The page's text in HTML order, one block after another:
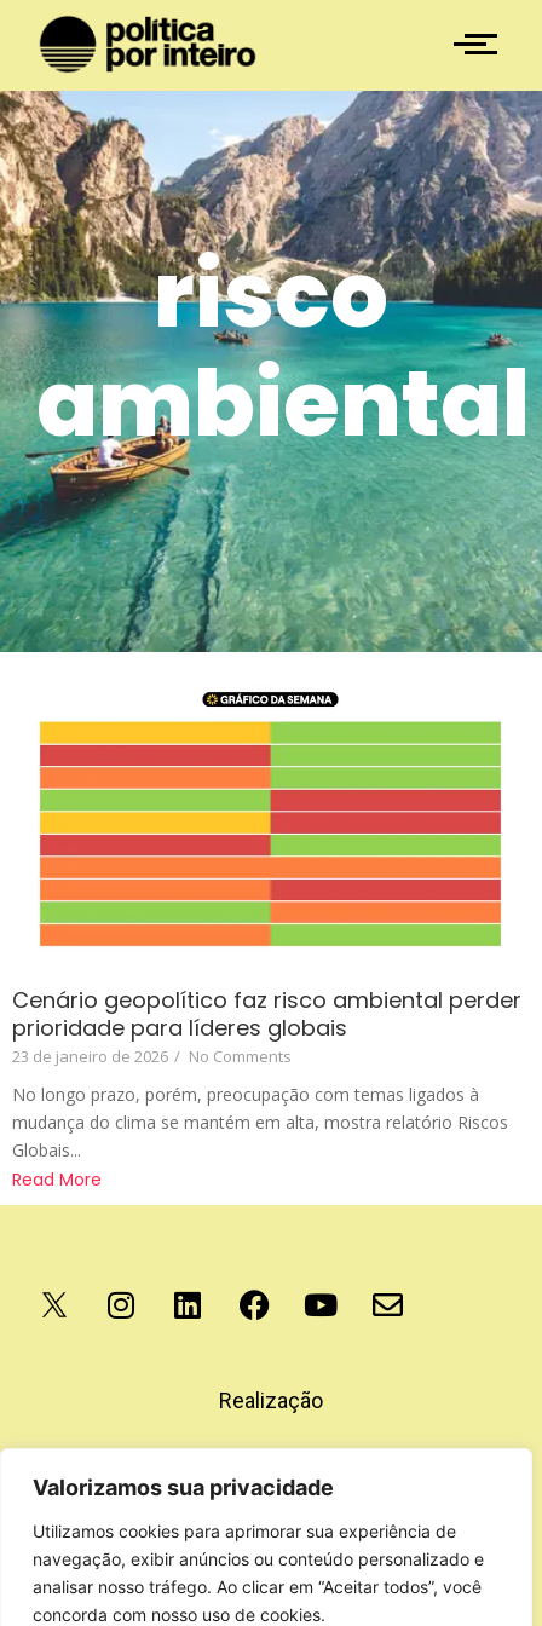
Valorizamos sua privacidade
Utilizamos cookies para aprimorar sua experiência de
navegação, exibir anúncios ou conteúdo personalizado e
analisar nosso tráfego. Ao clicar em “Aceitar todos”, você
concorda com nosso uso de cookies.
risco
ambiental
Cenário geopolítico faz risco ambiental perder
prioridade para líderes globais
23 de janeiro de 2026 / No Comments
No longo prazo, porém, preocupação com temas ligados à
mudança do clima se mantém em alta, mostra relatório Riscos
Globais...
Read More
Realização